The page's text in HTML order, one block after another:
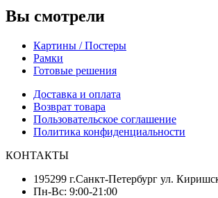
Вы смотрели
Картины / Постеры
Рамки
Готовые решения
Доставка и оплата
Возврат товара
Пользовательское соглашение
Политика конфиденциальности
КОНТАКТЫ
195299 г.Санкт-Петербург
Пн-Вс: 9:00-21:00